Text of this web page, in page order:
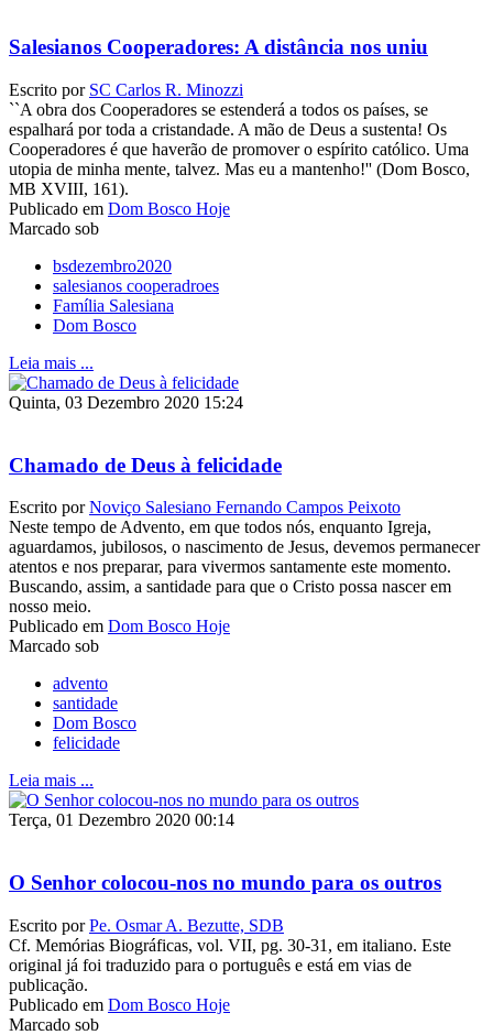
Salesianos Cooperadores: A distância nos uniu
Escrito por SC Carlos R. Minozzi
``A obra dos Cooperadores se estenderá a todos os países, se
espalhará por toda a cristandade. A mão de Deus a sustenta! Os
Cooperadores é que haverão de promover o espírito católico. Uma
utopia de minha mente, talvez. Mas eu a mantenho!'' (Dom Bosco,
MB XVIII, 161).
Publicado em Dom Bosco Hoje
Marcado sob
bsdezembro2020
salesianos cooperadroes
Família Salesiana
Dom Bosco
Leia mais ...
Quinta, 03 Dezembro 2020 15:24
Chamado de Deus à felicidade
Escrito porNoviço Salesiano Fernando Campos Peixoto
Neste tempo de Advento, em que todos nós, enquanto Igreja,
aguardamos, jubilosos, o nascimento de Jesus, devemos permanecer
atentos e nos preparar, para vivermos santamente este momento.
Buscando, assim, a santidade para que o Cristo possa nascer em
nosso meio.
Publicado em Dom Bosco Hoje
Marcado sob
advento
santidade
Dom Bosco
felicidade
Leia mais ...
Terça, 01 Dezembro 2020 00:14
O Senhor colocou-nos no mundo para os outros
Escrito porPe. Osmar A. Bezutte, SDB
Cf. Memórias Biográficas, vol. VII, pg. 30-31, em italiano. Este
original já foi traduzido para o português e está em vias de
publicação.
Publicado em Dom Bosco Hoje
Marcado sob